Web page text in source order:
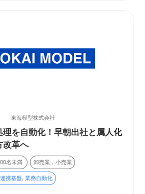
東海模型株式会社
理を自動化！早朝出社と属人化
改革へ
名未満 卸売業，小売業
携基盤, 業務自動化